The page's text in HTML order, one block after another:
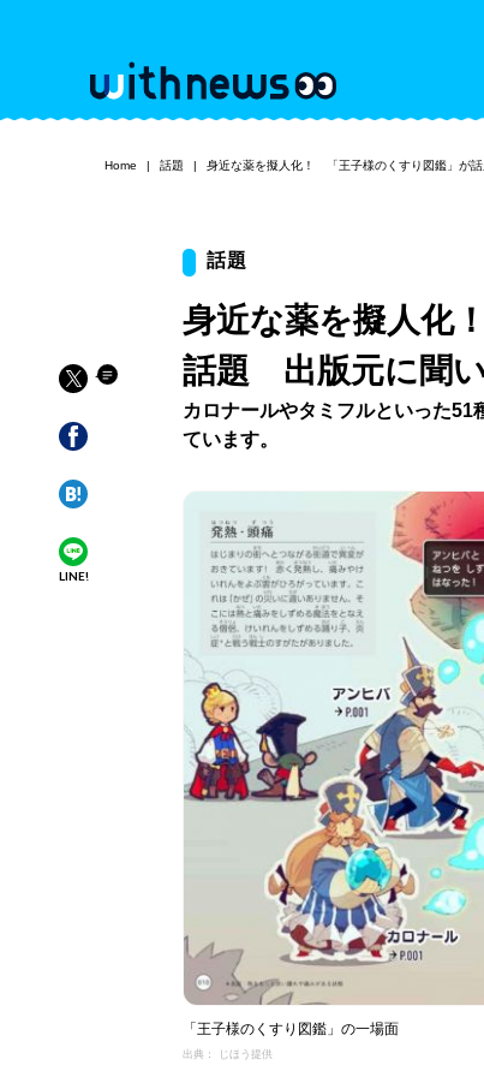
Home 話題 身近な薬を擬人化！ 「王子様のくすり図鑑」が
LINE!
話題
身近な薬を擬人化
話題 出版元に聞
カロナールやタミフルといった
ています。
「王子様のくすり図鑑」の一場面
出典： じほう提供